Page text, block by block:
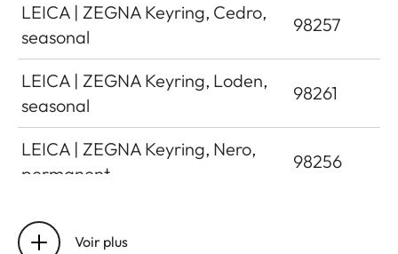
LEICA | ZEGNA Keyring, Cedro,
seasonal
98257
LEICA | ZEGNA Keyring, Loden,
seasonal
98261
LEICA | ZEGNA Keyring, Nero,
permanent
98256
LEICA | ZEGNA Keyring, Sprea
Blue, seasonal
Voir plus